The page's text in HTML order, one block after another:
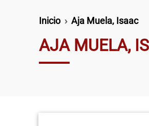
Ruta de
Inicio Aja Muela, Isaac
AJA MUELA,